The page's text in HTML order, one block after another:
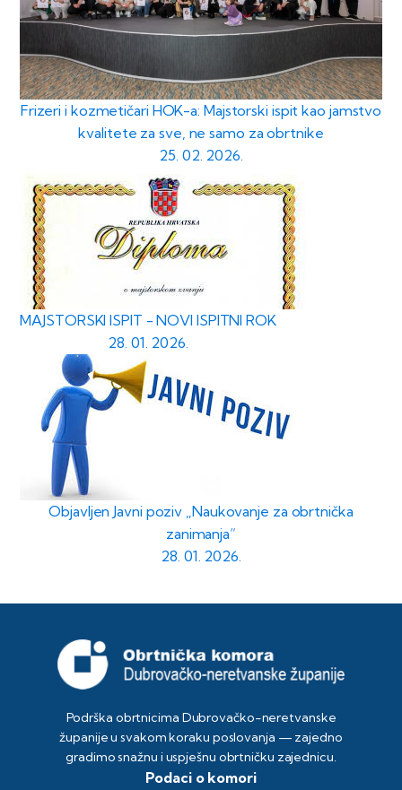
Frizeri i kozmetičari HOK-a: Majstorski ispit kao jamstvo
kvalitete za sve, ne samo za obrtnike
25. 02. 2026.
MAJSTORSKI ISPIT - NOVI ISPITNI ROK
28. 01. 2026.
Objavljen Javni poziv „Naukovanje za obrtnička
zanimanja“
28. 01. 2026.
Podrška obrtnicima Dubrovačko-neretvanske
županije u svakom koraku poslovanja — zajedno
gradimo snažnu i uspješnu obrtničku zajednicu.
Podaci o komori